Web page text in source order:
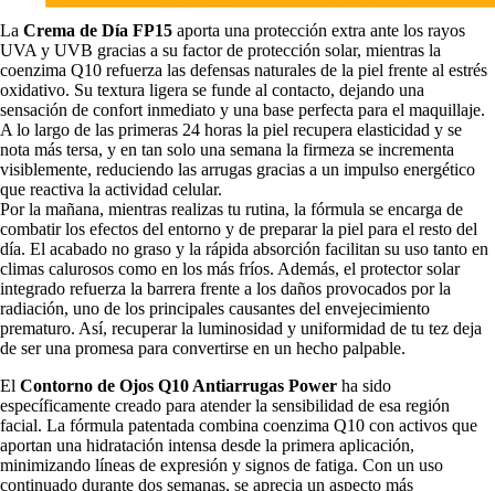
La Crema de Día FP15 aporta una protección extra ante los rayos
UVA y UVB gracias a su factor de protección solar, mientras la
coenzima Q10 refuerza las defensas naturales de la piel frente al estrés
oxidativo. Su textura ligera se funde al contacto, dejando una
sensación de confort inmediato y una base perfecta para el maquillaje.
A lo largo de las primeras 24 horas la piel recupera elasticidad y se
nota más tersa, y en tan solo una semana la firmeza se incrementa
visiblemente, reduciendo las arrugas gracias a un impulso energético
que reactiva la actividad celular.
Por la mañana, mientras realizas tu rutina, la fórmula se encarga de
combatir los efectos del entorno y de preparar la piel para el resto del
día. El acabado no graso y la rápida absorción facilitan su uso tanto en
climas calurosos como en los más fríos. Además, el protector solar
integrado refuerza la barrera frente a los daños provocados por la
radiación, uno de los principales causantes del envejecimiento
prematuro. Así, recuperar la luminosidad y uniformidad de tu tez deja
de ser una promesa para convertirse en un hecho palpable.
El Contorno de Ojos Q10 Antiarrugas Power ha sido
específicamente creado para atender la sensibilidad de esa región
facial. La fórmula patentada combina coenzima Q10 con activos que
aportan una hidratación intensa desde la primera aplicación,
minimizando líneas de expresión y signos de fatiga. Con un uso
continuado durante dos semanas, se aprecia un aspecto más